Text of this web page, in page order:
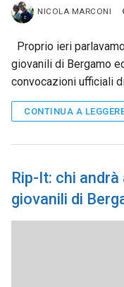
NICOLA MARCONI
Proprio ieri
giovanili di Bergamo
convocazioni ufficiali
CONTINUA A
Rip-It: chi
giovanili di